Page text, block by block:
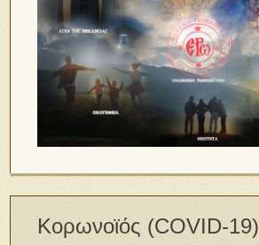
Κορωνοϊός (COVID-19)